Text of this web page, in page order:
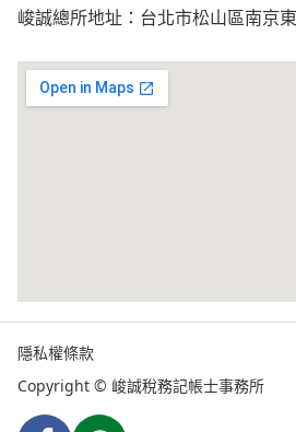
峻誠總所地址：台北市松山區南京
隱私權條款
Copyright © 峻誠稅務記帳士事務所